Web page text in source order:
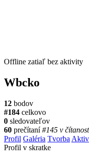
Offline zatiaľ bez aktivity
Wbcko
12 bodov
#184 celkovo
0 sledovateľov
60 prečítaní #145 v
Profil Galéria Tvorba
Profil v skratke